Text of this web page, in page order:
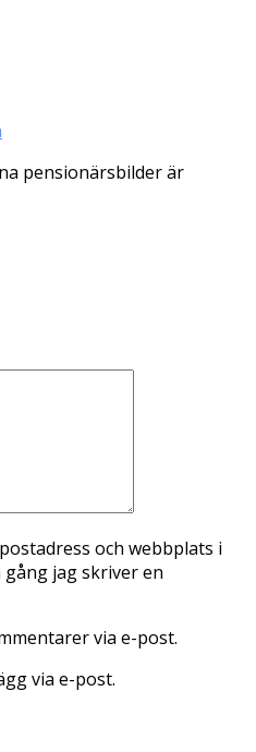
pensionärsbilder är
och webbplats i
jag skriver en
via e-post.
via e-post.